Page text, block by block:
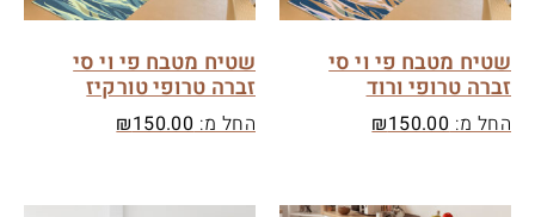
שטיח מטבח פי וי סי
זברה טרופי ורוד
החל מ: ₪150.00
שטיח מטבח פי וי סי
זברה טרופי טורקיז
החל מ: ₪150.00